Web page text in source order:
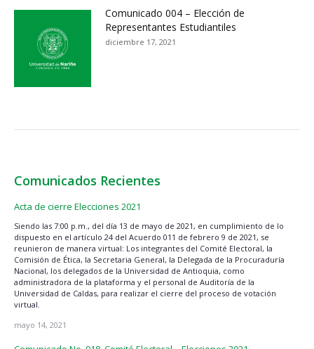
Comunicado 004 – Elección de
Representantes Estudiantiles
diciembre 17, 2021
Comunicados Recientes
Acta de cierre Elecciones 2021
Siendo las 7:00 p.m., del día 13 de mayo de 2021, en cumplimiento de lo
dispuesto en el artículo 24 del Acuerdo 011 de febrero 9 de 2021, se
reunieron de manera virtual: Los integrantes del Comité Electoral, la
Comisión de Ética, la Secretaria General, la Delegada de la Procuraduría
Nacional, los delegados de la Universidad de Antioquia, como
administradora de la plataforma y el personal de Auditoría de la
Universidad de Caldas, para realizar el cierre del proceso de votación
virtual.
mayo 14, 2021